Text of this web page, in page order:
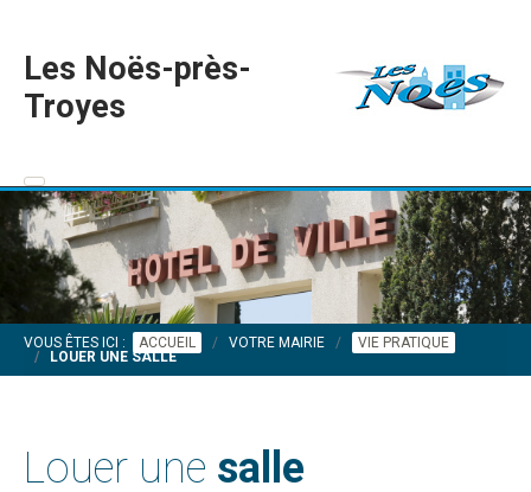
Les Noës-près-
Troyes
VOUS ÊTES ICI : ACCUEIL VOTRE MAIRIE
VIE PRATIQUE
LOUER UNE SALLE
Louer une salle